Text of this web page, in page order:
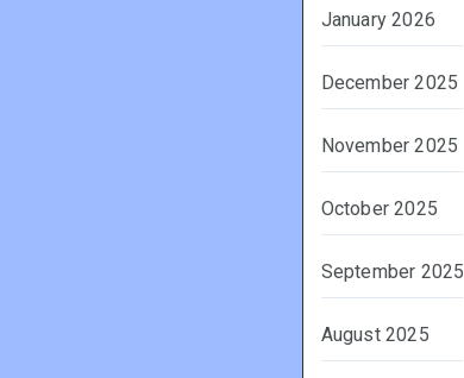
January 2026
December 2025
November 2025
October 2025
September 2025
August 2025